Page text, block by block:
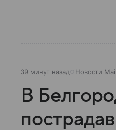
39 минут назад Новости Mail
В